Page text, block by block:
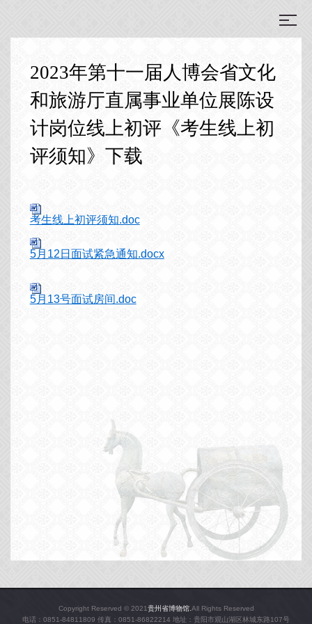
2023年第十一届人博会省文化
和旅游厅直属事业单位展陈设
计岗位线上初评《考生线上初
评须知》下载
考生线上初评须知.doc
5月12日面试紧急通知.docx
5月13号面试房间.doc
Copyright Reserved © 2021贵州省博物馆. All Rights Reserved
电话：0851-84811809 传真：0851-86822214 地址：贵阳市观山湖区林城东路107号